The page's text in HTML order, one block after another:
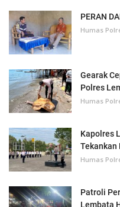
PERAN
Humas
Gearak
Polres
Humas
Kapolres
Tekankan
Humas
Patroli
Lembata